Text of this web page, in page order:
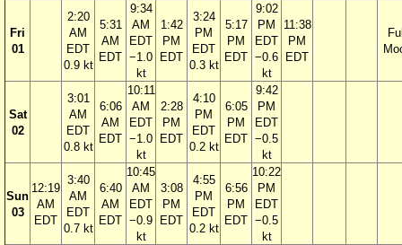
Fri
01
2:20
AM
EDT
0.9 kt
5:31
AM
EDT
9:34
AM
EDT
−1.0
kt
1:42
PM
EDT
3:24
PM
EDT
0.3 kt
5:17
PM
EDT
9:02
PM
EDT
−0.6
kt
11:38
PM
EDT
Sat
02
3:01
AM
EDT
0.8 kt
6:06
AM
EDT
10:11
AM
EDT
−1.0
kt
2:28
PM
EDT
4:10
PM
EDT
0.2 kt
6:05
PM
EDT
9:42
PM
EDT
−0.5
kt
Sun
03
12:19
AM
EDT
3:40
AM
EDT
0.7 kt
6:40
AM
EDT
10:45
AM
EDT
−0.9
kt
3:08
PM
EDT
4:55
PM
EDT
0.2 kt
6:56
PM
EDT
10:22
PM
EDT
−0.5
kt